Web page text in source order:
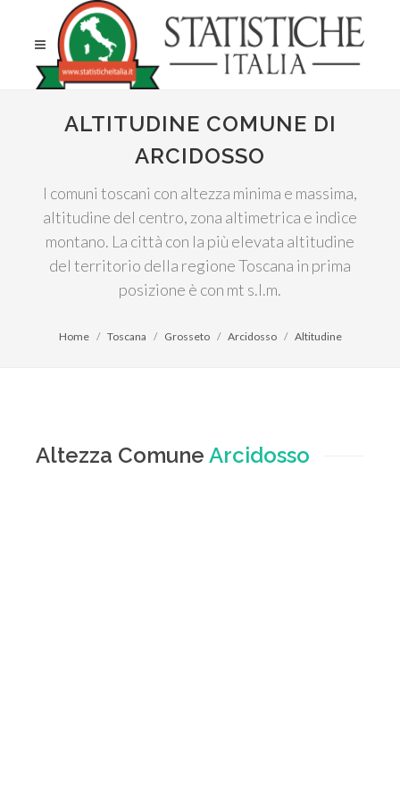
ALTITUDINE COMUNE DI
ARCIDOSSO
I comuni toscani con altezza minima e massima,
altitudine del centro, zona altimetrica e indice
montano. La città con la più elevata altitudine
del territorio della regione Toscana in prima
posizione è con mt s.l.m.
Home Toscana Grosseto Arcidosso Altitudine
Altezza Comune Arcidosso